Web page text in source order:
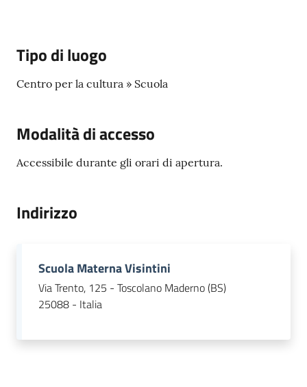
v
z
c
l
argomenti...
Tipo di luogo
Centro per la cultura » Scuola
Modalità di accesso
Accessibile durante gli orari di apertura.
Indirizzo
Scuola Materna Visintini
Via Trento, 125 - Toscolano Maderno (BS)
25088 - Italia